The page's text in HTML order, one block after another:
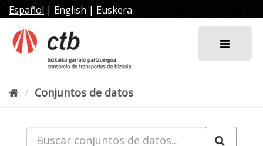
al
contenido
Español | English | Euskera
Conjuntos de datos